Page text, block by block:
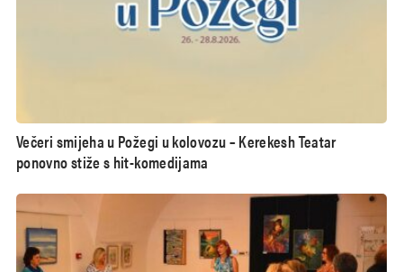
Večeri smijeha u Požegi u kolovozu – Kerekesh Teatar
ponovno stiže s hit-komedijama